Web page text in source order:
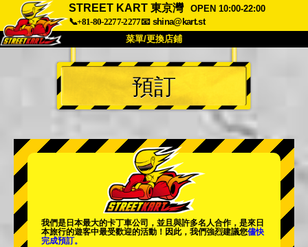
STREET KART 東京灣
OPEN 10:00-22:00
📞+81-80-2277-2277📧 shina@kart.st
菜單/更換店鋪
首頁
關於 規格 價格
公司 預訂
更換店鋪
東京秋葉原#2
東京澀谷附屬 東京灣
預訂
我們是日本最大的卡丁車公司，並且與許多名人合作，是來日
本旅行的遊客中最受歡迎的活動 ！因此，我們強烈建議您儘快
完成預訂。